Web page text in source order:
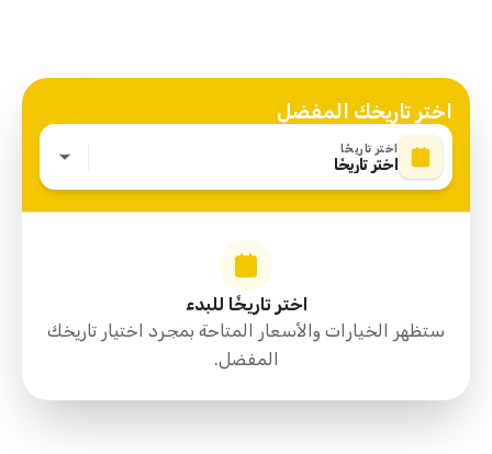
اختر تاريخك المفضل
اختر تاريخًا
اختر تاريخًا
اختر تاريخًا للبدء
ستظهر الخيارات والأسعار المتاحة بمجرد اختيار تاريخك
المفضل.